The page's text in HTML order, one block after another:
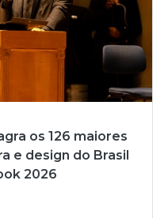
os 126 maiores
e design do Brasil
2026